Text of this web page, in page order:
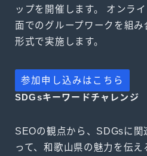
ップを開催します。 オンラ
面でのグループワークを組
形式で実施します。
参加申し込みはこちら
SDGsキーワードチャレンジ
SEOの観点から、SDGsに関
って、和歌山県の魅力を伝